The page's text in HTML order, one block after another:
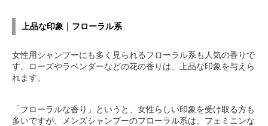
上品な印象｜フローラル系
女性用シャンプーにも多く見られるフローラル系も人気の香りで
す。ローズやラベンダーなどの花の香りは、上品な印象を与えら
れます。
「フローラルな香り」というと、女性らしい印象を受け取る方も
多いですが、メンズシャンプーのフローラル系は、フェミニンな